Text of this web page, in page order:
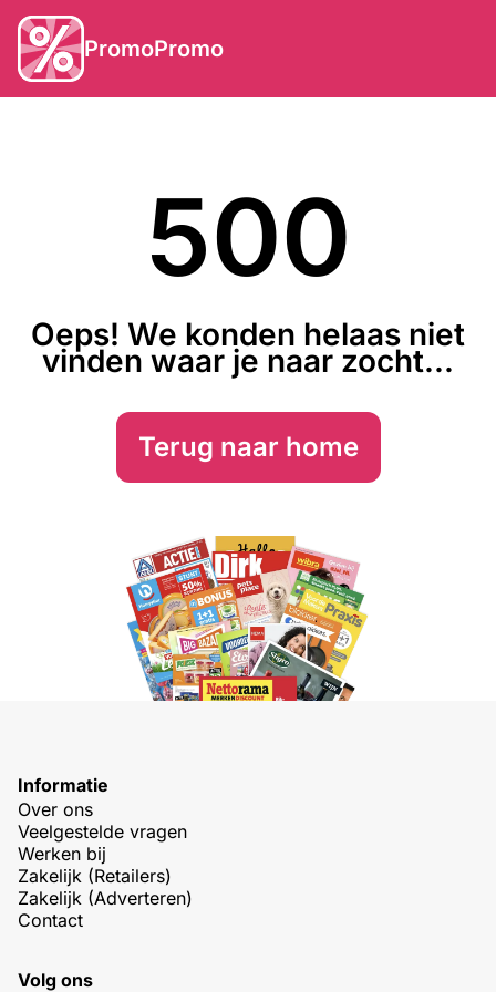
PromoPromo
500
Oeps! We konden helaas niet
vinden waar je naar zocht...
Terug naar home
Informatie
Over ons
Veelgestelde vragen
Werken bij
Zakelijk (Retailers)
Zakelijk (Adverteren)
Contact
Volg ons